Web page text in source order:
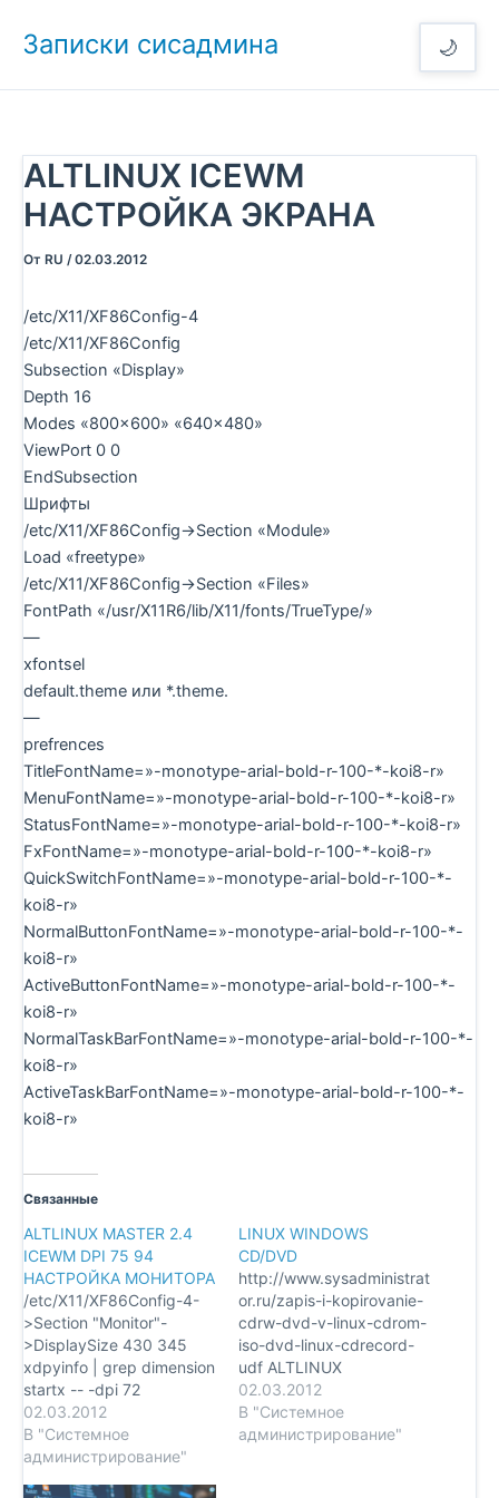
🌙
Записки сисадмина
ALTLINUX ICEWM
НАСТРОЙКА ЭКРАНА
От RU /02.03.2012
/etc/X11/XF86Config-4
/etc/X11/XF86Config
Subsection «Display»
Depth 16
Modes «800×600» «640×480»
ViewPort 0 0
EndSubsection
Шрифты
/etc/X11/XF86Config->Section «Module»
Load «freetype»
/etc/X11/XF86Config->Section «Files»
FontPath «/usr/X11R6/lib/X11/fonts/TrueType/»
—
xfontsel
default.theme или *.theme.
—
prefrences
TitleFontName=»-monotype-arial-bold-r-100-*-koi8-r»
MenuFontName=»-monotype-arial-bold-r-100-*-koi8-r»
StatusFontName=»-monotype-arial-bold-r-100-*-koi8-r»
FxFontName=»-monotype-arial-bold-r-100-*-koi8-r»
QuickSwitchFontName=»-monotype-arial-bold-r-100-*-
koi8-r»
NormalButtonFontName=»-monotype-arial-bold-r-100-*-
koi8-r»
ActiveButtonFontName=»-monotype-arial-bold-r-100-*-
koi8-r»
NormalTaskBarFontName=»-monotype-arial-bold-r-100-*-
koi8-r»
ActiveTaskBarFontName=»-monotype-arial-bold-r-100-*-
koi8-r»
Связанные
ALTLINUX MASTER 2.4
ICEWM DPI 75 94
НАСТРОЙКА МОНИТОРА
/etc/X11/XF86Config-4-
>Section "Monitor"-
>DisplaySize 430 345
xdpyinfo | grep dimension
startx -- -dpi 72
/usr/X11R6/bin/startx-
>defaultserverargs="-dpi
72" /etc/X11/xorg.conf-
02.03.2012
В "Системное
администрирование"
LINUX WINDOWS
CD/DVD
http://www.sysadministrat
or.ru/zapis-i-kopirovanie-
cdrw-dvd-v-linux-cdrom-
iso-dvd-linux-cdrecord-
udf ALTLINUX
/etc/modules.conf: alias
scsi_hostadapter ide-scsi
/etc/modules:
02.03.2012
В "Системное
администрирование"